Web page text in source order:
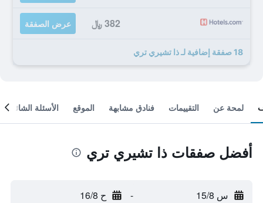
382 ﷼ عرض الصفقة
18 صفقة إضافية لـ ذا تشيري تري
لمحة عن التقييمات فنادق مشابهة الموقع الأسئلة الشائعة
أفضل صفقات ذا تشيري تري
س 15/8 - ح 16/8